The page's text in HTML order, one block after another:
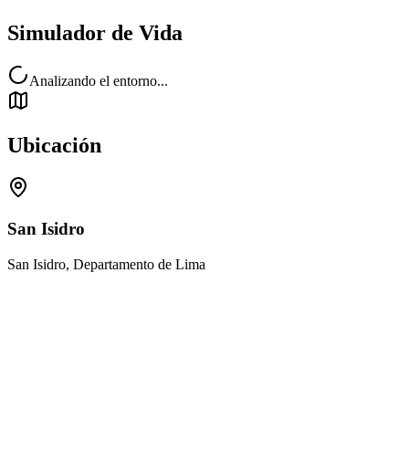
Simulador de Vida
Analizando el entorno...
Ubicación
San Isidro
San Isidro, Departamento de Lima